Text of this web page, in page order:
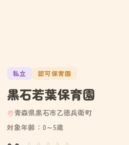
私立 認可保育園
黒石若葉保育園
青森県黒石市乙徳兵衛町
対象年齢：0～5歳